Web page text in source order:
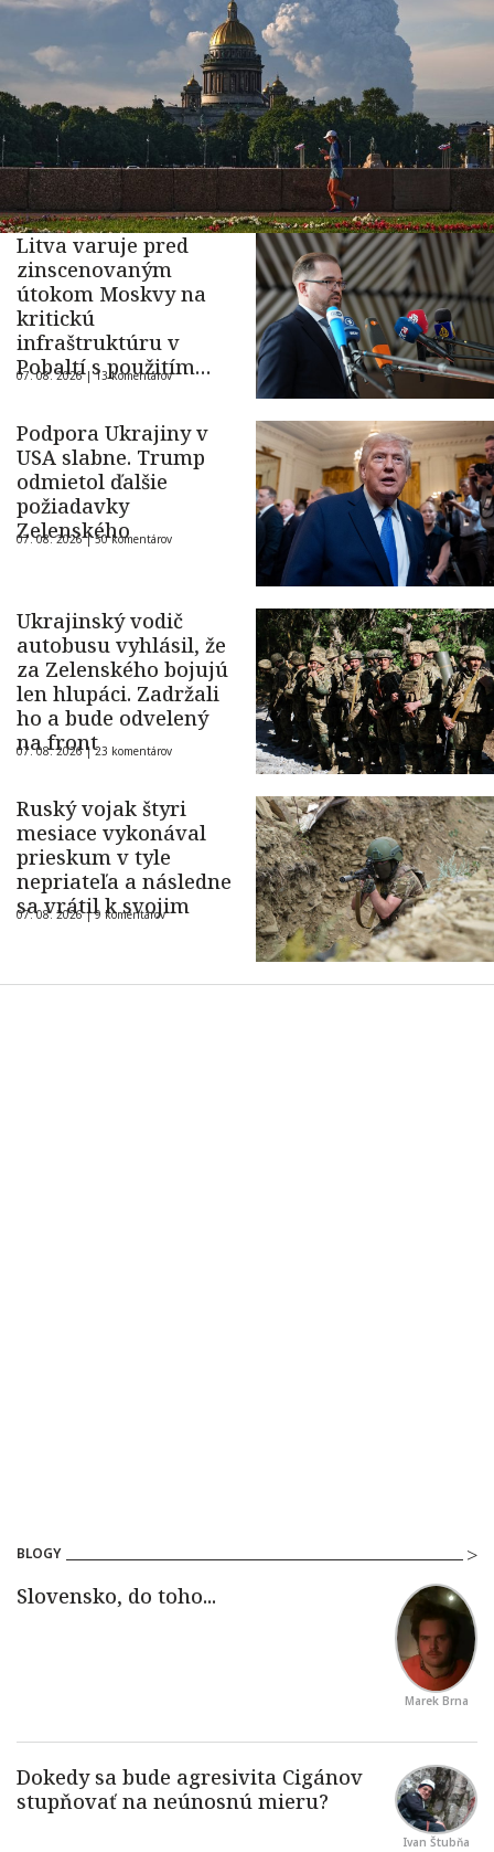
Litva varuje pred
zinscenovaným
útokom Moskvy na
kritickú
infraštruktúru v
Pobaltí s použitím
ukrajinského dronu
07. 08. 2026 |13 komentárov
Podpora Ukrajiny v
USA slabne. Trump
odmietol ďalšie
požiadavky
Zelenského
07. 08. 2026 |50 komentárov
Ukrajinský vodič
autobusu vyhlásil, že
za Zelenského bojujú
len hlupáci. Zadržali
ho a bude odvelený
na front
07. 08. 2026 |23 komentárov
Ruský vojak štyri
mesiace vykonával
prieskum v tyle
nepriateľa a následne
sa vrátil k svojim
07. 08. 2026 |9 komentárov
BLOGY
Marek Brna
Ivan Štubňa